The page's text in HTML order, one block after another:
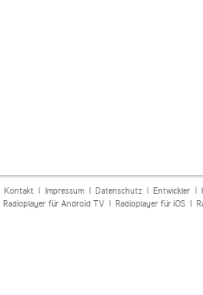
Kontakt| Impressum| Datenschutz| Entwickler|
Radioplayer für Android TV| Radioplayer für iOS|